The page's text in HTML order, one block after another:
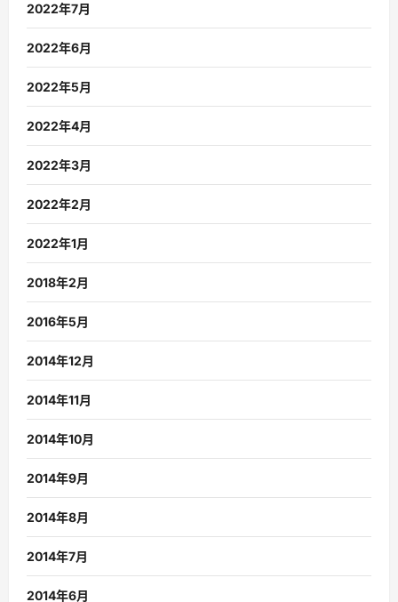
2022年7月
2022年6月
2022年5月
2022年4月
2022年3月
2022年2月
2022年1月
2018年2月
2016年5月
2014年12月
2014年11月
2014年10月
2014年9月
2014年8月
2014年7月
2014年6月